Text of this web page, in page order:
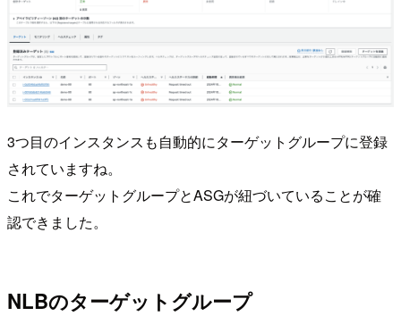
3つ目のインスタンスも自動的にターゲットグループに登録
されていますね。
これでターゲットグループとASGが紐づいていることが確
認できました。
NLBのターゲットグループ